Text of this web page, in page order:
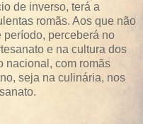
de inverso, terá a
romãs. Aos que não
período, perceberá no
e na cultura dos
nacional, com romãs
seja na culinária, nos